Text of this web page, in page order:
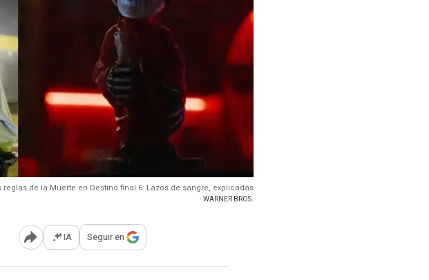
reglas de la Muerte en Destino final 6: Lazos de sangre, explicadas
- WARNER BROS.
Abrir opciones para compartir
IA Seguir en